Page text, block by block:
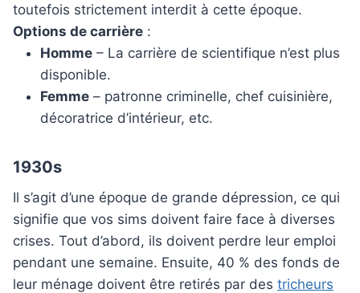
toutefois strictement interdit à cette époque.
Options de carrière :
Homme – La carrière de scientifique n’est plus
disponible.
Femme – patronne criminelle, chef cuisinière,
décoratrice d’intérieur, etc.
1930s
Il s’agit d’une époque de grande dépression, ce qui
signifie que vos sims doivent faire face à diverses
crises. Tout d’abord, ils doivent perdre leur emploi
pendant une semaine. Ensuite, 40 % des fonds de
leur ménage doivent être retirés par des tricheurs